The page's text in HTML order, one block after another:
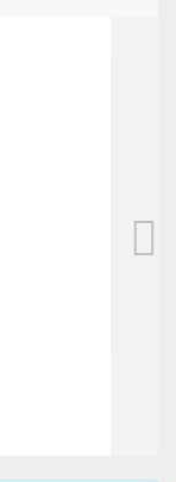
OMAS